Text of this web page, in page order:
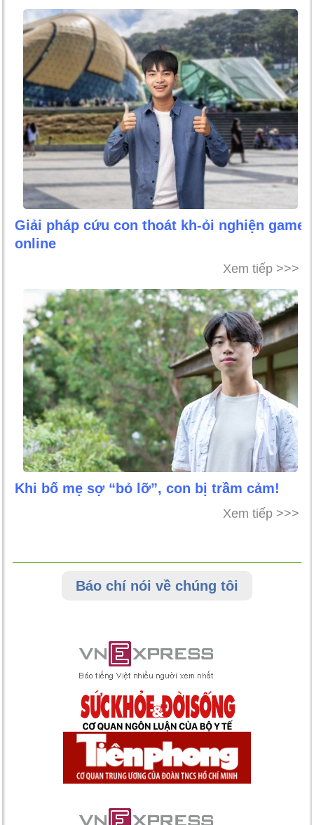
Giải pháp cứu con thoát kh-ỏi nghiện game
online
Xem tiếp >>>
Khi bố mẹ sợ “bỏ lỡ”, con bị trầm cảm!
Xem tiếp >>>
Báo chí nói về chúng tôi